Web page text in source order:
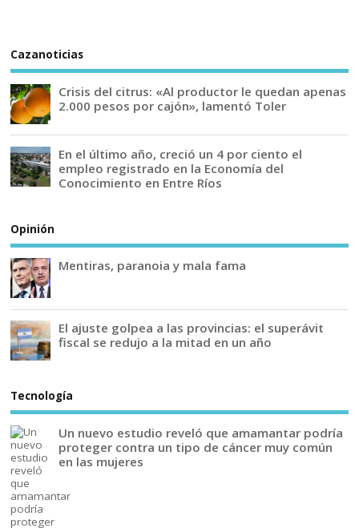
Cazanoticias
Crisis del citrus: «Al productor le quedan apenas
2.000 pesos por cajón», lamentó Toler
En el último año, creció un 4 por ciento el
empleo registrado en la Economía del
Conocimiento en Entre Ríos
Opinión
Mentiras, paranoia y mala fama
El ajuste golpea a las provincias: el superávit
fiscal se redujo a la mitad en un año
Tecnología
Un nuevo estudio reveló que amamantar podría
proteger contra un tipo de cáncer muy común
en las mujeres